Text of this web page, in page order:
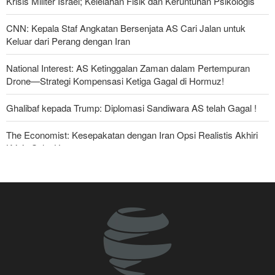
CNN: Kepala Staf Angkatan Bersenjata AS Cari Jalan untuk
Keluar dari Perang dengan Iran
National Interest: AS Ketinggalan Zaman dalam Pertempuran
Drone—Strategi Kompensasi Ketiga Gagal di Hormuz!
Ghalibaf kepada Trump: Diplomasi Sandiwara AS telah Gagal !
The Economist: Kesepakatan dengan Iran Opsi Realistis Akhiri
Krisis Selat Hormuz
Serikat Pekerja Serukan Pencabutan Izin Penggunaan Pangkalan
Inggris oleh AS untuk Serang Iran
Mengapa Lobi Zionis di Amerika Tidak Lagi Seefektif Dulu?